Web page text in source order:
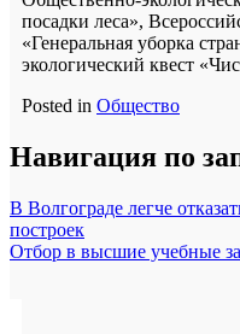
посадки леса»,
«Генеральная уборка
экологический квест
Posted in Общество
Навигация по
В Волгограде легче
построек
Отбор в высшие учебные